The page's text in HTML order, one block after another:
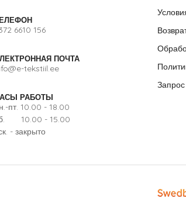
6610 156
ПОЧТА
tekstiil.ee
РАБОТЫ
пт. 10.00 - 18.00
10.00 - 15.00
- закрыто